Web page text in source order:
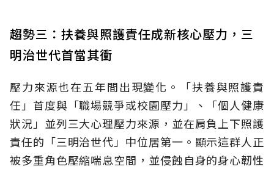
趨勢三：扶養與照護責任成新核心壓力，三
明治世代首當其衝
壓力來源也在五年間出現變化。「扶養與照護責
任」首度與「職場競爭或校園壓力」、「個人健康
狀況」並列三大心理壓力來源，並在肩負上下照護
責任的「三明治世代」中位居第一。顯示這群人正
被多重角色壓縮喘息空間，並侵蝕自身的身心韌性